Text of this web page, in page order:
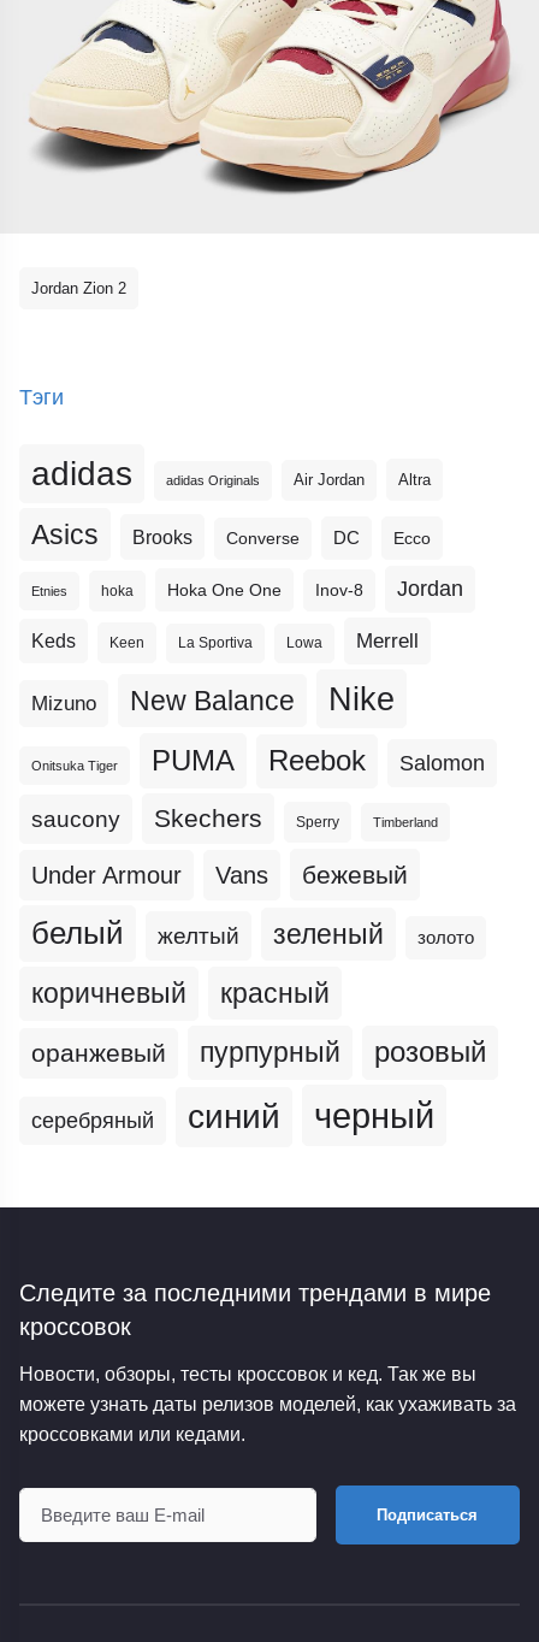
Jordan Zion 2
Тэги
adidas adidas Originals Air Jordan Altra
Asics Brooks Converse DC Ecco
Etnies hoka Hoka One One Inov-8 Jordan
Keds Keen La Sportiva Lowa Merrell
Mizuno New Balance Nike
Onitsuka Tiger PUMA Reebok Salomon
saucony Skechers Sperry Timberland
Under Armour Vans бежевый
белый желтый зеленый золото
коричневый красный
оранжевый пурпурный розовый
серебряный синий черный
Следите за последними трендами в мире
кроссовок
Новости, обзоры, тесты кроссовок и кед. Так же вы
можете узнать даты релизов моделей, как ухаживать за
кроссовками или кедами.
Подписаться